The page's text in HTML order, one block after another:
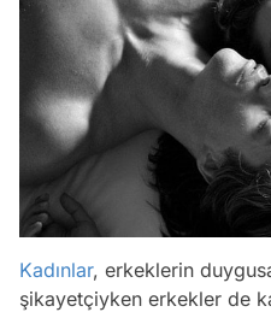
Kadınlar, erkeklerin
şikayetçiyken erkekler de